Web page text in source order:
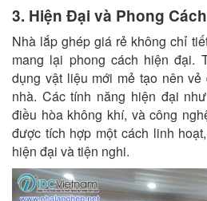
3. Hiện Đại và Phong Cách
Nhà lắp ghép giá rẻ không chỉ
mang lại phong cách hiện đại.
dụng vật liệu mới mẻ tạo nên
nhà. Các tính năng hiện đại
điều hòa không khí, và công
được tích hợp một cách linh
hiện đại và tiện nghi.